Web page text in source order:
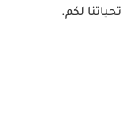
تحياتنا لكم.